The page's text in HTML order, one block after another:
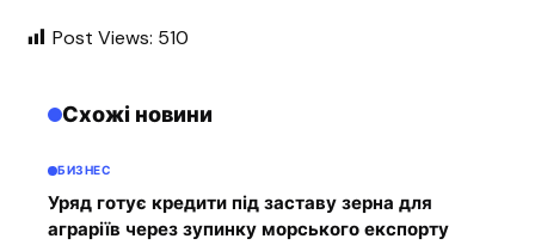
Post Views: 510
Схожі новини
БИЗНЕС
Уряд готує кредити під заставу зерна для
аграріїв через зупинку морського експорту